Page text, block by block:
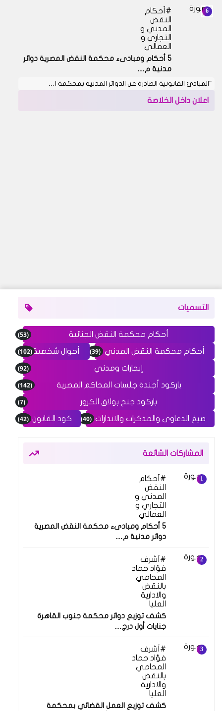
أحكام
النقض
المدني و
التجاري و
العمالي
5 أحكام ومبادىء محكمة النقض المصرية دوائر
مدنية م…
"المبادئ القانونية الصادرة عن الدوائر المدنية بمحكمة ا…
اعلان داخل الخلاصة
التسميات
أحكام محكمة النقض الجنائية (53)
أحكام محكمة النقض المدني (39) أحوال شخصية(102)
إيجارات ومدني (92)
باركود أجندة جلسات المحاكم المصرية (142)
باركود جنح بولاق الكرور (7)
صيغ الدعاوى والمذكرات والانذارات (40) كود القانون (42)
المشاركات الشائعة
أحكام
النقض
المدني و
التجاري و
العمالي
5 أحكام ومبادىء محكمة النقض المصرية
دوائر مدنية م…
أشرف
فؤاد حماد
المحامي
بالنقض
والادارية
العليا
كشف توزيع دوائر محكمة جنوب القاهرة
جنايات أول درج…
أشرف
فؤاد حماد
المحامي
بالنقض
والادارية
العليا
كشف توزيع العمل القضائي بمحكمة